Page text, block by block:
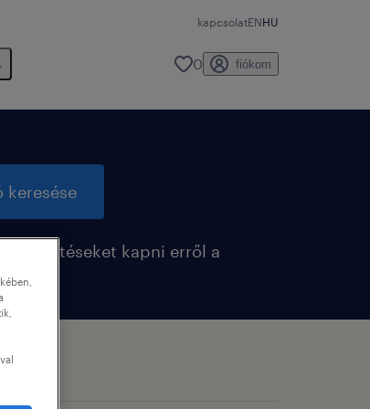
kapcsolatENHU
0 fiókom
keresése
értesítéseket kapni erről a